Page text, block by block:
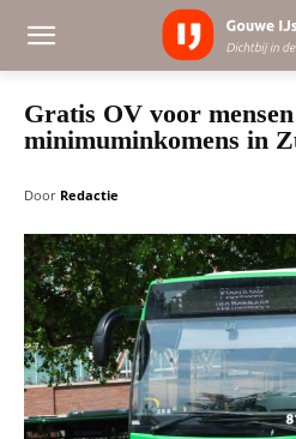
Gratis OV voor
minimuminkomens in
Door Redactie